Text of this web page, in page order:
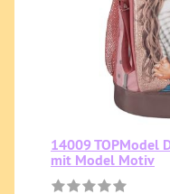
14009 TOPModel
mit Model Motiv